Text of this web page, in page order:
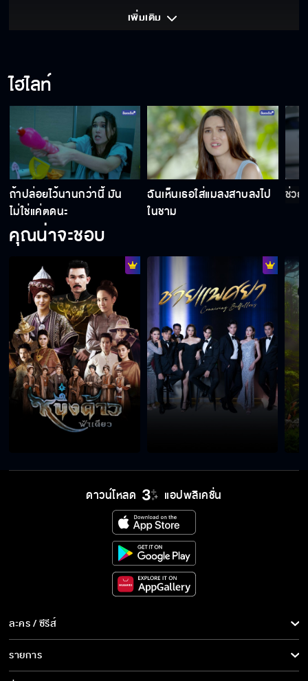
เพิ่มเติม
ไฮไลท์
ถ้าปล่อยไว้นานกว่านี้ มัน
ไม่ใช่แค่ตดนะ
ฉันเห็นเธอใส่แมลงสาบลงไป
ในชาม
ช่วย
คุณน่าจะชอบ
ดาวน์โหลด แอปพลิเคชั่น
ละคร / ซีรีส์
ละคร/ซีรีส์
ซีรีส์นานาชาติ
รายการ
รายการทั้งหมด